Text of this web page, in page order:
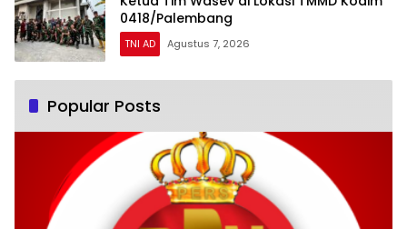
0418/Palembang
TNI AD Agustus 7, 2026
Popular Posts